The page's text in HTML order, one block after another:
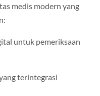
medis modern yang
untuk pemeriksaan
terintegrasi